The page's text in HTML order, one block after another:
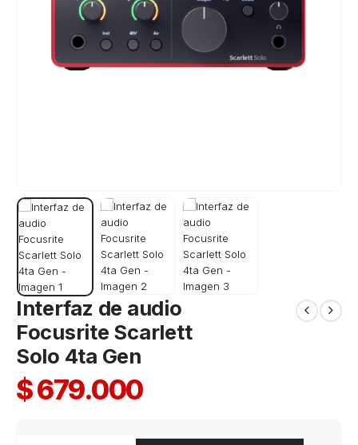
Interfaz de audio
Focusrite Scarlett
Solo 4ta Gen
$679.000